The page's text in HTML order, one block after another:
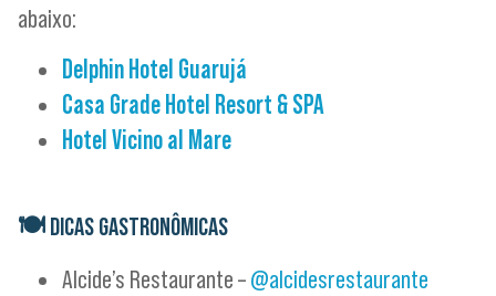
abaixo:
Delphin Hotel Guarujá
Casa Grade Hotel Resort & SPA
Hotel Vicino al Mare
🍽DICAS GASTRONÔMICAS
Alcide’s Restaurante –@alcidesrestaurante